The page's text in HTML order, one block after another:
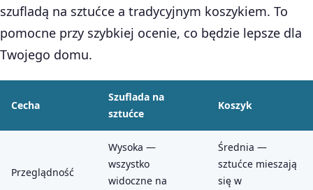
szufladą na sztućce a tradycyjnym koszykiem. To
pomocne przy szybkiej ocenie, co będzie lepsze dla
Twojego domu.
Cecha
Szuflada na
sztućce
Koszyk
Przeglądność
Wysoka —
wszystko
widoczne na
Średnia —
sztućce mieszają
się w